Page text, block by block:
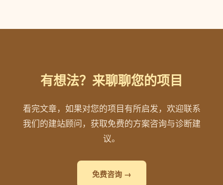
有想法？来聊聊您的项目
看完文章，如果对您的项目有所启发，欢迎联系
我们的建站顾问，获取免费的方案咨询与诊断建
议。
免费咨询 →